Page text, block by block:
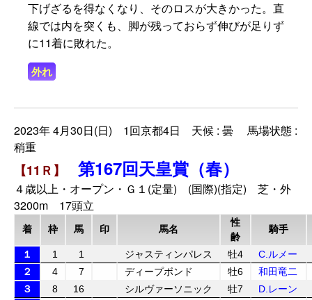
下げざるを得なくなり、そのロスが大きかった。直
線では内を突くも、脚が残っておらず伸びが足りず
に11着に敗れた。
外れ
2023年 4月30日(日) 1回京都4日 天候 : 曇 馬場状態 :
稍重
【11Ｒ】 第167回天皇賞（春）
４歳以上・オープン・Ｇ１(定量) (国際)(指定) 芝・外
3200m 17頭立
着 枠 馬 印 馬名
性
齢
騎手
１ 1 1 ジャスティンパレス 牡4
C.ルメー
２
4 7 ディープボンド 牡6
和田竜二
３
8 16 シルヴァーソニック 牡7
D.レーン